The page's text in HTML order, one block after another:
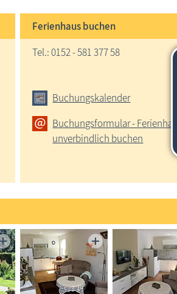
Ferienhaus buchen
Tel.: 0152 - 581 377 58
Buchungskalender
Buchungsformular - Ferienhaus
unverbindlich buchen